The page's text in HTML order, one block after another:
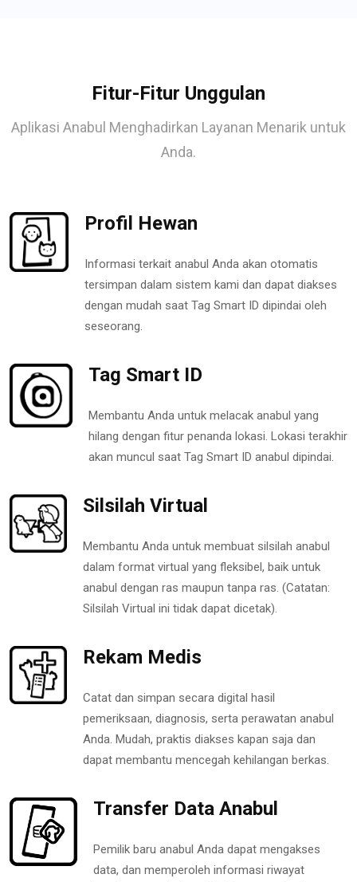
Fitur-Fitur Unggulan
Aplikasi Anabul Menghadirkan Layanan Menarik untuk
Anda.
Profil Hewan
Informasi terkait anabul Anda akan otomatis
tersimpan dalam sistem kami dan dapat diakses
dengan mudah saat Tag Smart ID dipindai oleh
seseorang.
Tag Smart ID
Membantu Anda untuk melacak anabul yang
hilang dengan fitur penanda lokasi. Lokasi terakhir
akan muncul saat Tag Smart ID anabul dipindai.
Silsilah Virtual
Membantu Anda untuk membuat silsilah anabul
dalam format virtual yang fleksibel, baik untuk
anabul dengan ras maupun tanpa ras. (Catatan:
Silsilah Virtual ini tidak dapat dicetak).
Rekam Medis
Catat dan simpan secara digital hasil
pemeriksaan, diagnosis, serta perawatan anabul
Anda. Mudah, praktis diakses kapan saja dan
dapat membantu mencegah kehilangan berkas.
Transfer Data Anabul
Pemilik baru anabul Anda dapat mengakses
data, dan memperoleh informasi riwayat